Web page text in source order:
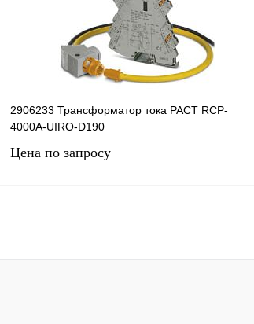
Под заказ
2906233 Трансформатор тока PACT RCP-
4000A-UIRO-D190
Цена по запросу
Купить в 1 клик Сравнение